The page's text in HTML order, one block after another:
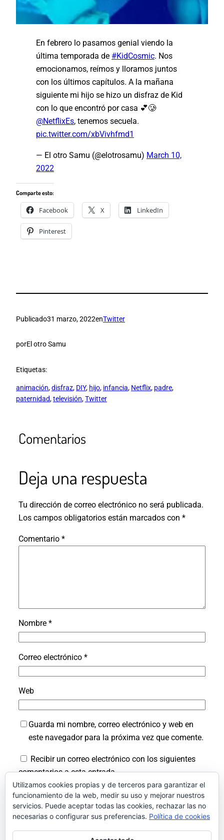
En febrero lo pasamos genial viendo la
última temporada de #KidCosmic. Nos
emocionamos, reímos y lloramos juntos
con los últimos capítulos. A la mañana
siguiente mi hijo se hizo un disfraz de Kid
con lo que encontró por casa 💕🥲
@NetflixEs, tenemos secuela.
pic.twitter.com/xbVivhfmd1
— El otro Samu (@elotrosamu) March 10,
2022
Comparte esto:
Facebook X LinkedIn
Pinterest
Publicado31 marzo, 2022enTwitter
porEl otro Samu
Etiquetas:
animación, disfraz, DIY, hijo, infancia, Netflix, padre
paternidad, televisión, Twitter
Comentarios
Deja una respuesta
Tu dirección de correo electrónico no será publicada.
Los campos obligatorios están marcados con *
Comentario *
Nombre *
Correo electrónico *
Web
Guarda mi nombre, correo electrónico y web en
este navegador para la próxima vez que comente.
Recibir un correo electrónico con los siguientes
comentarios a esta entrada.
Recibir un correo electrónico con cada nueva
entrada.
Utilizamos cookies propias y de terceros para garantizar el
funcionamiento de la web, medir su uso y mejorar nuestros
servicios. Puede aceptar todas las cookies, rechazar las no
necesarias o configurar sus preferencias. Política de cookies